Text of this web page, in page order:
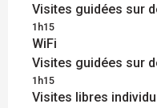
Visites guidées sur
1h15
WiFi
Visites guidées sur
1h15
Visites libres